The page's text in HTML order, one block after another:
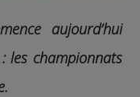
aujourd’hui
les championnats